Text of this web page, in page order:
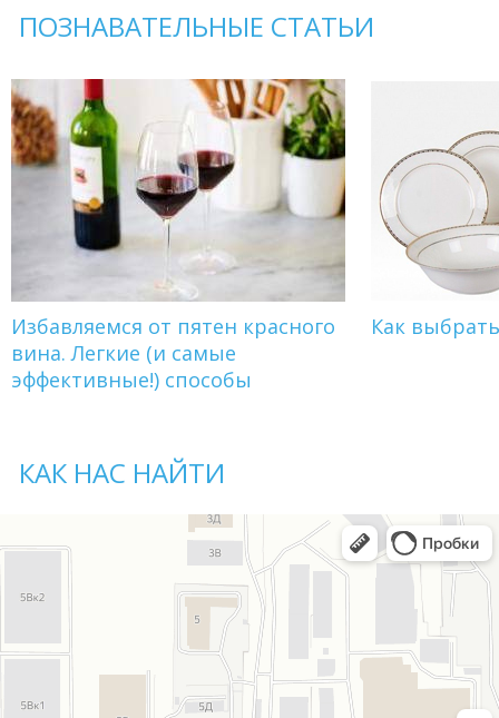
ПОЗНАВАТЕЛЬНЫЕ СТАТЬИ
Избавляемся от пятен красного
вина. Легкие (и самые
эффективные!) способы
Как
КАК НАС НАЙТИ